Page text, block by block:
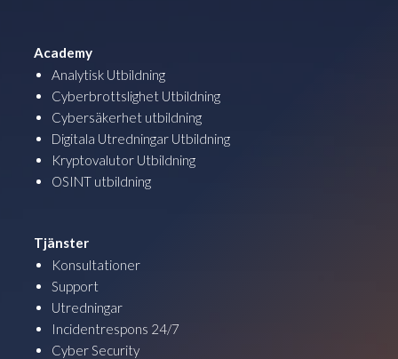
Academy
Analytisk Utbildning
Cyberbrottslighet Utbildning
Cybersäkerhet utbildning
Digitala Utredningar Utbildning
Kryptovalutor Utbildning
OSINT utbildning
Tjänster
Konsultationer
Support
Utredningar
Incidentrespons 24/7
Cyber Security